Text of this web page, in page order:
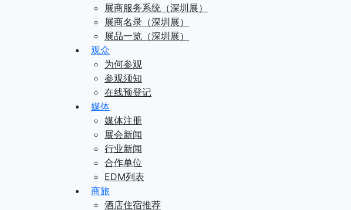
展商服务系统（深圳展）
展商名录（深圳展）
展品一览（深圳展）
观众
为何参观
参观须知
在线预登记
媒体
媒体注册
展会新闻
行业新闻
合作单位
EDM列表
商旅
酒店住宿推荐